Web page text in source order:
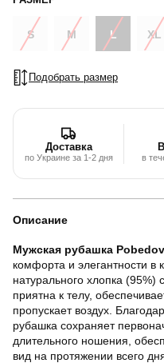
S M L XL
Подобрать размер
Доставка
по Украине за 1-2 дня в
Описание
Мужская рубашка
комфорта и элегантности в
натурального хлопка
приятна к телу,
пропускает воздух.
рубашка сохраняет
длительного ношения,
вид на протяжении всего